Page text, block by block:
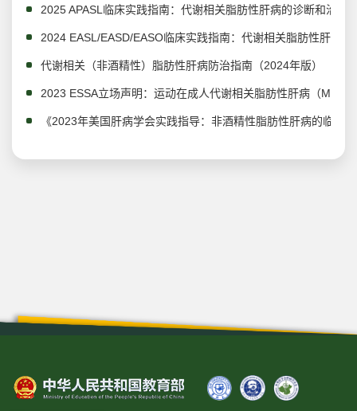
2025 APASL临床实践指南：代谢相关脂肪性肝病的诊断和治疗
2024 EASL/EASD/EASO临床实践指南：代谢相关脂肪性肝病的
代谢相关（非酒精性）脂肪性肝病防治指南（2024年版）
2023 ESSA立场声明：运动在成人代谢相关脂肪性肝病（
《2023年美国肝病学会实践指导：非酒精性脂肪性肝病的临床